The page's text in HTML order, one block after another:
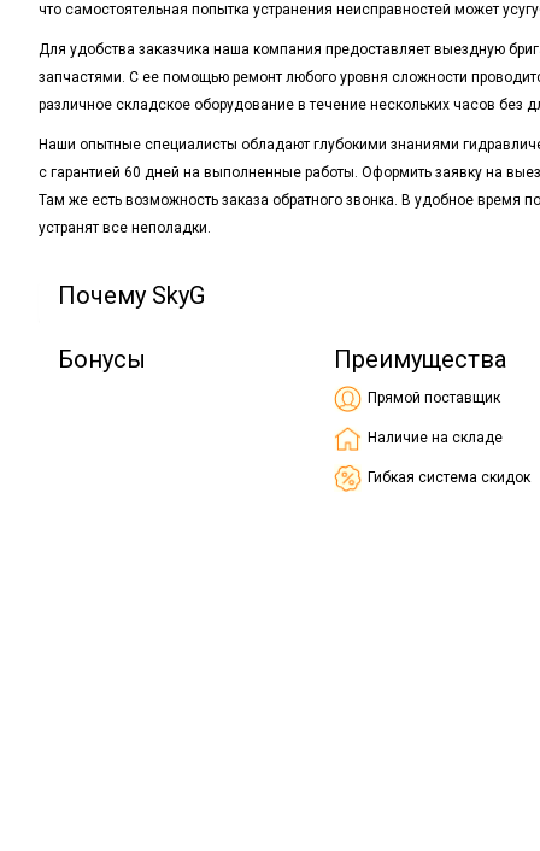
что самостоятельная попытка устранения неисправностей может
Для удобства заказчика наша компания предоставляет выездную
запчастями. С ее помощью ремонт любого уровня сложности
различное складское оборудование в течение нескольких часов
Наши опытные специалисты обладают глубокими знаниями
с гарантией 60 дней на выполненные работы. Оформить заявку на
Там же есть возможность заказа обратного звонка. В удобное время
устранят все неполадки.
Почему SkyG
Бонусы Преимущества
Прямой поставщик
Наличие на складе
Гибкая система скидок